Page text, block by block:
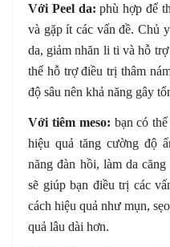
Với Peel da: phù hợp để
và gặp ít các vấn đề. Chủ
da, giảm nhăn li ti và hỗ
thể hỗ trợ điều trị thâm
độ sâu nên khả năng gây
Với tiêm meso: bạn có
hiệu quả tăng cường độ
năng đàn hồi, làm da
sẽ giúp bạn điều trị các
cách hiệu quả như mụn,
quả lâu dài hơn.